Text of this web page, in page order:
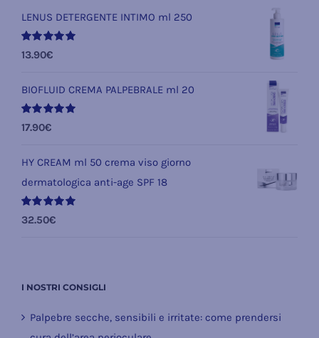
LENUS DETERGENTE INTIMO ml 250
Valutato
13.90€
BIOFLUID CREMA PALPEBRALE ml 20
Valutato
17.90€
HY CREAM ml 50 crema viso giorno
dermatologica anti-age SPF 18
Valutato
32.50€
I NOSTRI CONSIGLI
Palpebre secche, sensibili e irritate: come prendersi